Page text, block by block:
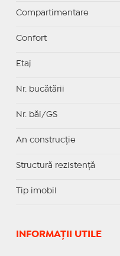
Compartimentare
Confort
Etaj
Nr. bucătării
Nr. băi/GS
An construcție
Structură rezistență
Tip imobil
INFORMAŢII UTILE